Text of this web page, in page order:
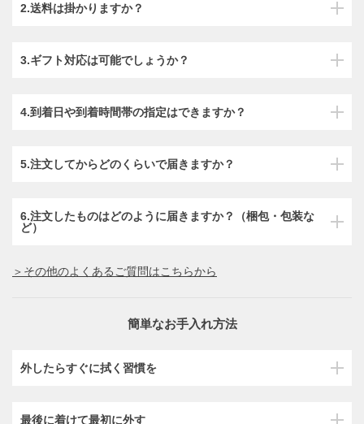
2.送料は掛かりますか？
3.ギフト対応は可能でしょうか？
4.到着日や到着時間帯の指定はできますか？
5.注文してからどのくらいで届きますか？
6.注文したものはどのように届きますか？（梱包・包装な
ど）
＞その他のよくあるご質問はこちらから
簡単なお手入れ方法
外したらすぐに拭く習慣を
最後に着けて最初に外す